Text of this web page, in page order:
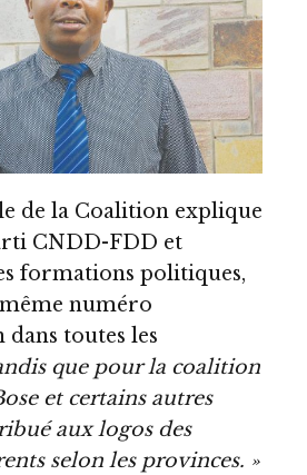
de la Coalition explique
CNDD-FDD et
formations politiques,
numéro
dans toutes les
que pour la coalition
et certains autres
aux logos des
selon les provinces. »